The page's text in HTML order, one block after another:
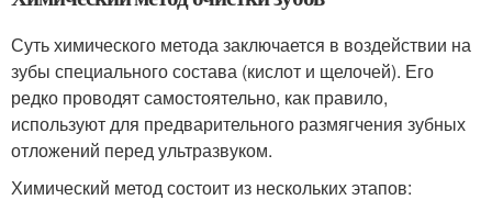
Суть химического метода заключается в воздействии на
зубы специального состава (кислот и щелочей). Его
редко проводят самостоятельно, как правило,
используют для предварительного размягчения зубных
отложений перед ультразвуком.
Химический метод состоит из нескольких этапов: